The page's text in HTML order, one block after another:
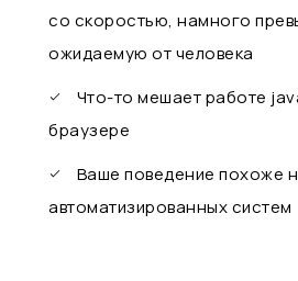
со скоростью, намного
ожидаемую от человека
Что-то мешает работе
браузере
Ваше поведение похоже
автоматизированных систем